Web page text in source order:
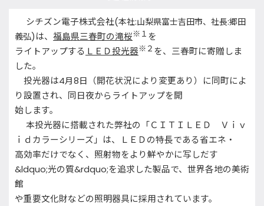
シチズン電子株式会社(本社:山梨県富士吉田市、社長:郷田
義弘) は、 福島県三春町の滝桜※１ を
ライトアップする ＬＥＤ投光器※２ を、三春町に寄贈しま
した。
投光器は4月8日（開花状況により変更あり）に同町によ
り設置され、同日夜からライトアップを開
始します。
本投光器に搭載された弊社の「ＣＩＴＩＬＥＤ Ｖｉｖ
ｉｄカラーシリーズ」は、ＬＥＤの特長である省エネ・
高効率だけでなく、照射物をより鮮やかに写しだす
&ldquo;光の質&rdquo;を追求した製品で、世界各地の美術
館
や重要文化財などの照明器具に採用されています。